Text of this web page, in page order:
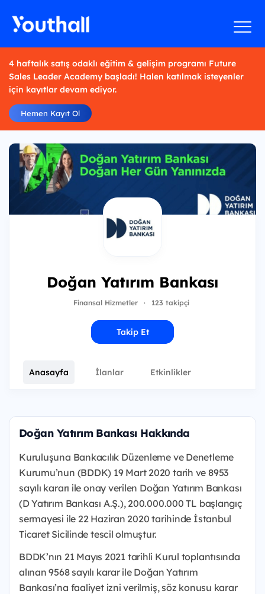
4 haftalık satış odaklı eğitim & gelişim programı Future
Sales Leader Academy başladı! Halen katılmak isteyenler
için kayıtlar devam ediyor.
Hemen Kayıt Ol
Doğan Yatırım Bankası
Finansal Hizmetler · 123 takipçi
Takip Et
Anasayfa İlanlar Etkinlikler
Doğan Yatırım Bankası Hakkında
Kuruluşuna Bankacılık Düzenleme ve Denetleme
Kurumu’nun (BDDK) 19 Mart 2020 tarih ve 8953
sayılı kararı ile onay verilen Doğan Yatırım Bankası
(D Yatırım Bankası A.Ş.), 200.000.000 TL başlangıç
sermayesi ile 22 Haziran 2020 tarihinde İstanbul
Ticaret Sicilinde tescil olmuştur.
BDDK’nın 21 Mayıs 2021 tarihli Kurul toplantısında
alınan 9568 sayılı karar ile Doğan Yatırım
Bankası’na faaliyet izni verilmiş, söz konusu karar